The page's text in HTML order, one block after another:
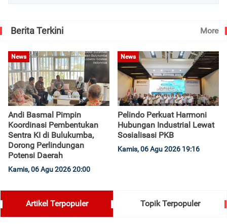
Berita Terkini More
News
Andi Basmal Pimpin
Koordinasi Pembentukan
Sentra KI di Bulukumba,
Dorong Perlindungan
Potensi Daerah
Kamis, 06 Agu 2026 20:00
News
Pelindo Perkuat Harmoni
Hubungan Industrial Lewat
Sosialisasi PKB
Kamis, 06 Agu 2026 19:16
Artikel Terpopuler Topik Terpopuler